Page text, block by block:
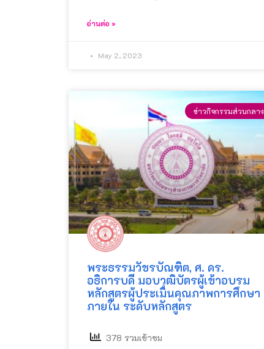
อ่านต่อ »
May 2, 2023
ข่าวกิจกรรมส่วนกลาง
พระธรรมวัชรบัณฑิต, ศ. ดร.
อธิการบดี มอบวุฒิบัตรผู้เข้าอบรม
หลักสูตรผู้ประเมินคุณภาพการศึกษา
ภายใน ระดับหลักสูตร
378 รวมเข้าชม